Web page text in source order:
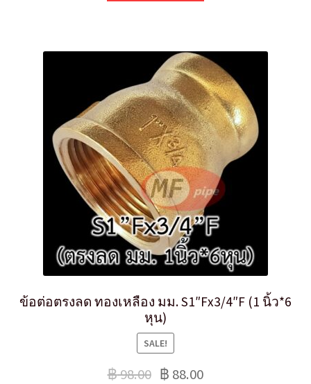
ข้อต่อตรงลด ทองเหลือง มม. S1″Fx3/4″F (1 นิ้ว*6
หุน)
SALE!
฿98.00 ฿ 88.00